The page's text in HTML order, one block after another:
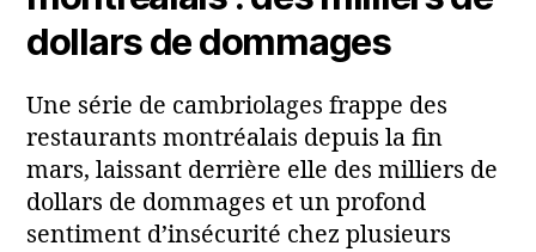
dollars de dommages
Une série de cambriolages frappe des
restaurants montréalais depuis la fin
mars, laissant derrière elle des milliers de
dollars de dommages et un profond
sentiment d’insécurité chez plusieurs